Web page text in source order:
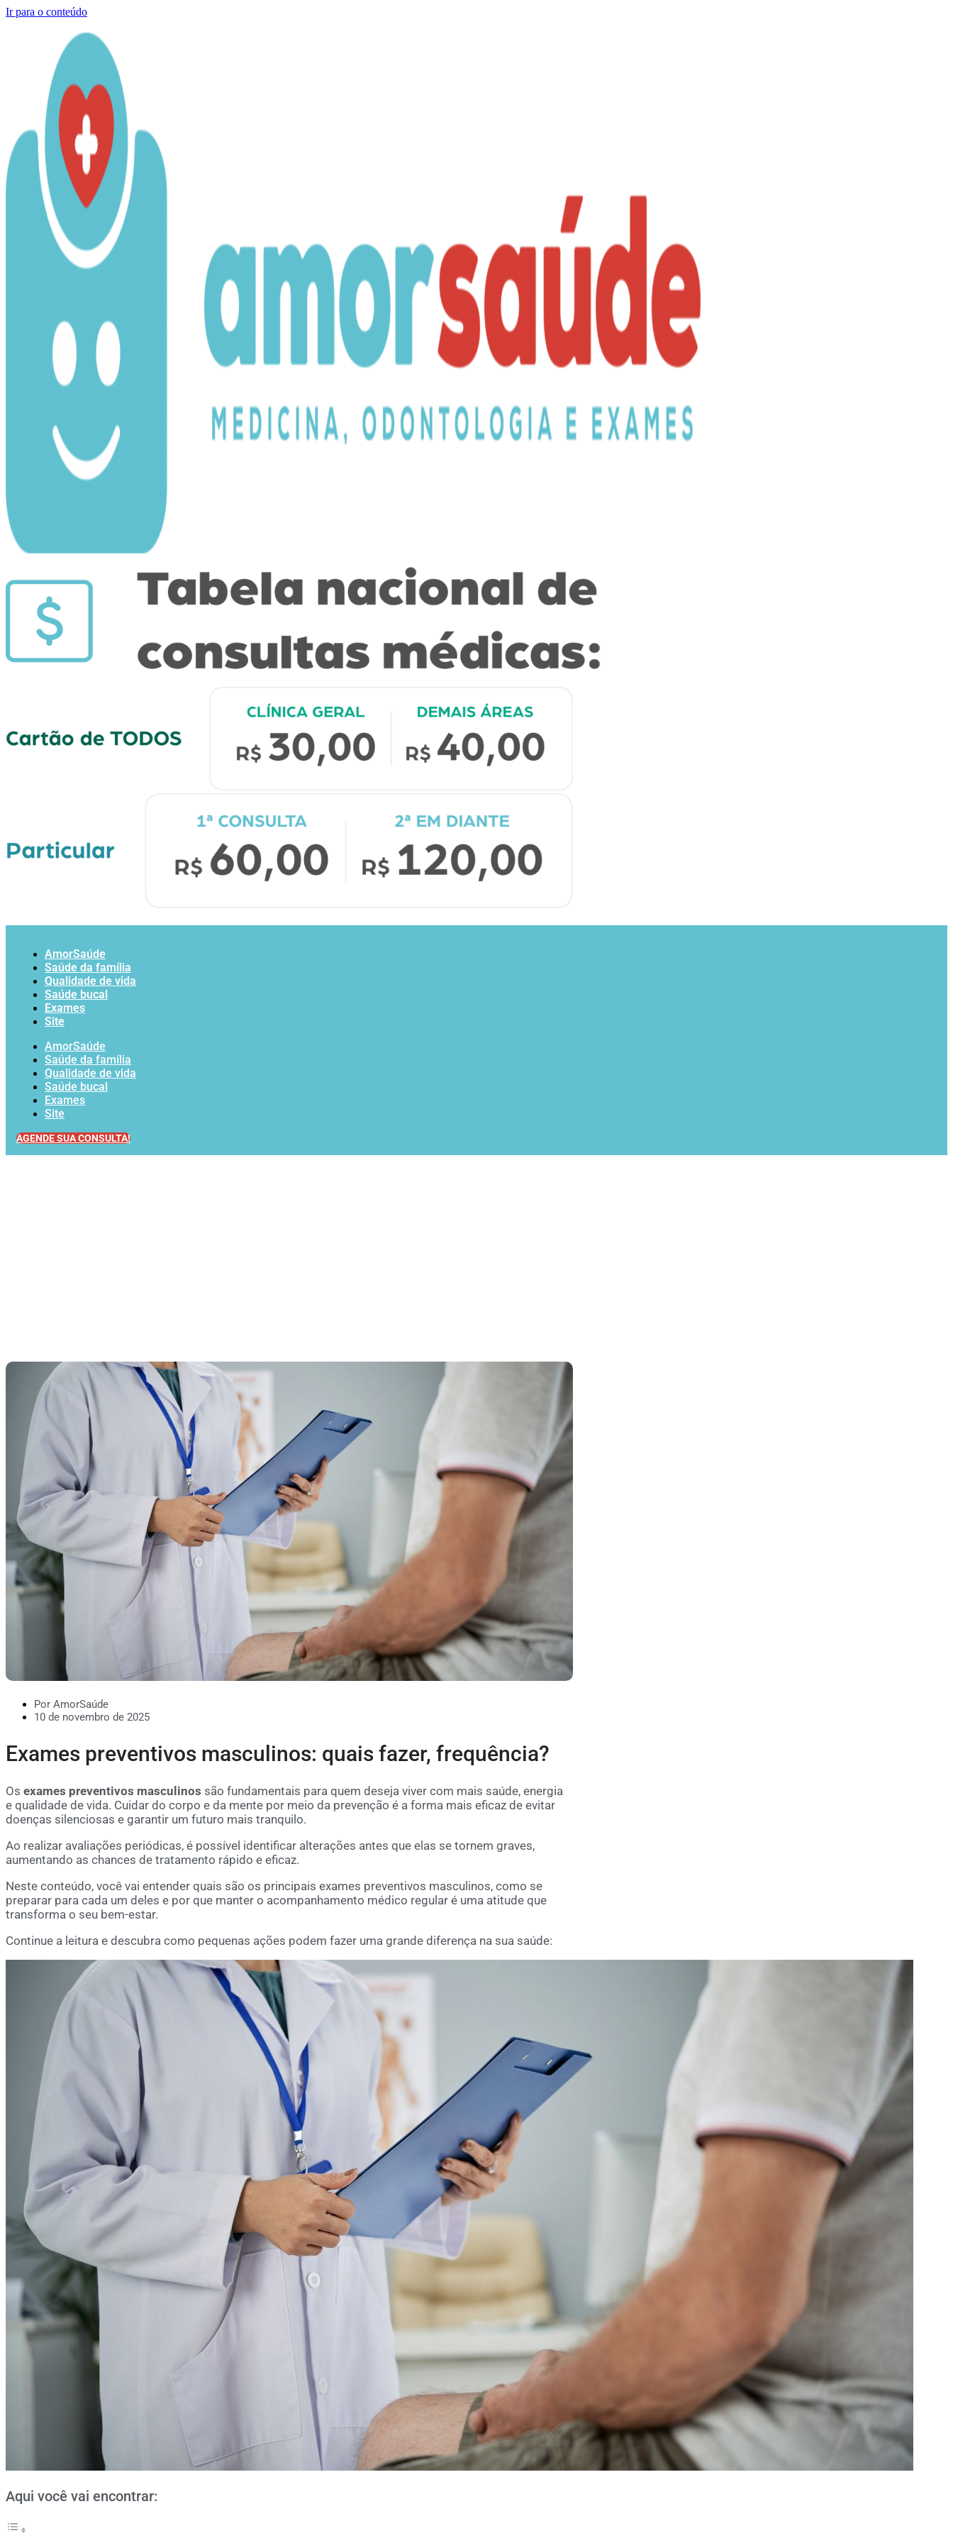
Ir para o conteúdo
AmorSaúde
Saúde da família
Qualidade de vida
Saúde bucal
Exames
Site
AmorSaúde
Saúde da família
Qualidade de vida
Saúde bucal
Exames
Site
AGENDE SUA CONSULTA!
Por AmorSaúde
10 de novembro de 2025
Exames preventivos masculinos: quais fazer, frequência?
Os exames preventivos masculinos são fundamentais para quem deseja viver com mais saúde, energia
e qualidade de vida. Cuidar do corpo e da mente por meio da prevenção é a forma mais eficaz de evitar
doenças silenciosas e garantir um futuro mais tranquilo.
Ao realizar avaliações periódicas, é possível identificar alterações antes que elas se tornem graves,
aumentando as chances de tratamento rápido e eficaz.
Neste conteúdo, você vai entender quais são os principais exames preventivos masculinos, como se
preparar para cada um deles e por que manter o acompanhamento médico regular é uma atitude que
transforma o seu bem-estar.
Continue a leitura e descubra como pequenas ações podem fazer uma grande diferença na sua saúde:
Aqui você vai encontrar: